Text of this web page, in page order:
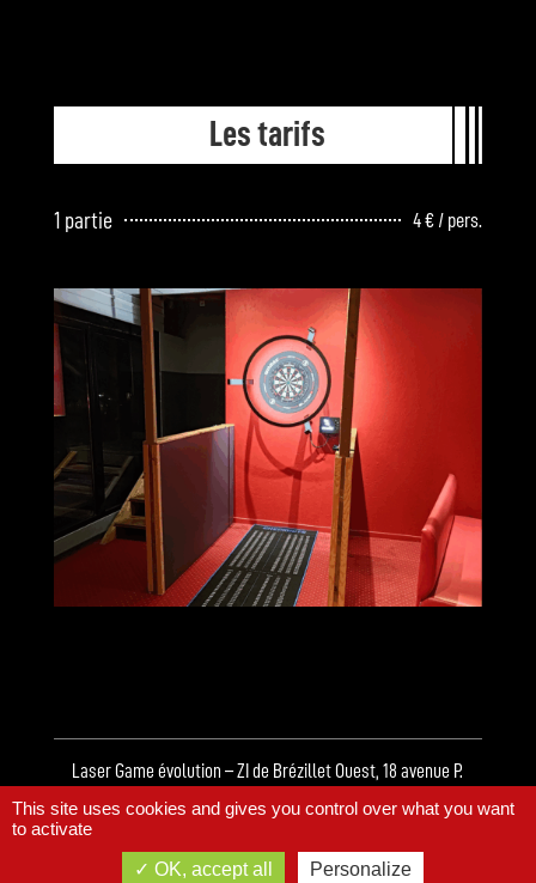
Les tarifs
1 partie 4 € / pers.
Laser Game évolution – ZI de Brézillet Ouest, 18 avenue P.
Mendès France – TRÉGUEUX – SAINT-BRIEUC
Mentions légales & Politique de confidentialité
This site uses cookies and gives you control over what you want
to activate
OK, accept all
Personalize